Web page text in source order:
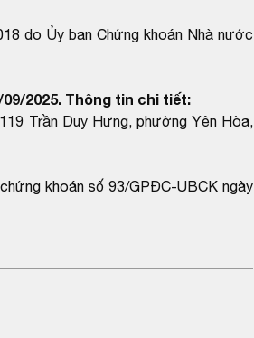
do Ủy ban Chứng khoán Nhà nước
2025. Thông tin chi tiết:
Trần Duy Hưng, phường Yên Hòa,
khoán số 93/GPĐC-UBCK ngày